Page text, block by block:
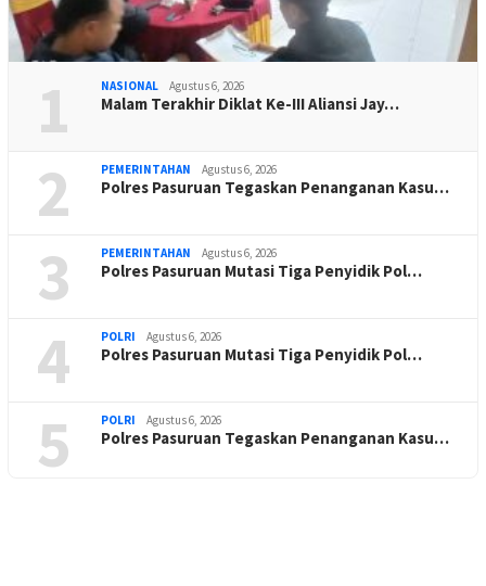
1 NASIONAL Agustus 6, 2026
Malam Terakhir Diklat Ke-III Aliansi Jay…
2 PEMERINTAHAN Agustus 6, 2026
Polres Pasuruan Tegaskan Penanganan Kasu…
3 PEMERINTAHAN Agustus 6, 2026
Polres Pasuruan Mutasi Tiga Penyidik Pol…
4 POLRI Agustus 6, 2026
Polres Pasuruan Mutasi Tiga Penyidik Pol…
5 POLRI Agustus 6, 2026
Polres Pasuruan Tegaskan Penanganan Kasu…